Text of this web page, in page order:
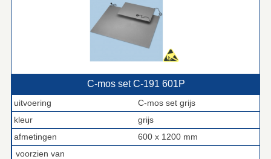
C‑mos set C‑191 601P
uitvoering
C-mos set grijs
kleur
grijs
afmetingen
600 x 1200 mm
voorzien van